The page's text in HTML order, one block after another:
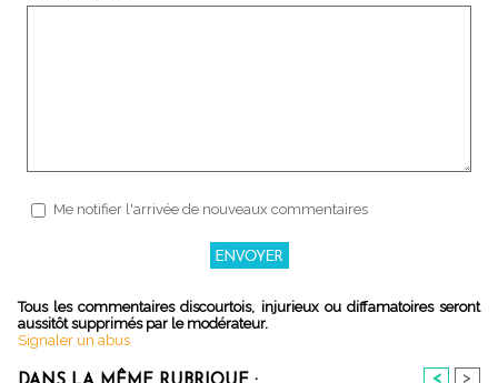
Me notifier l'arrivée de nouveaux commentaires
Tous les commentaires discourtois, injurieux ou diffamatoires seront
aussitôt supprimés par le modérateur.
Signaler un abus
< >